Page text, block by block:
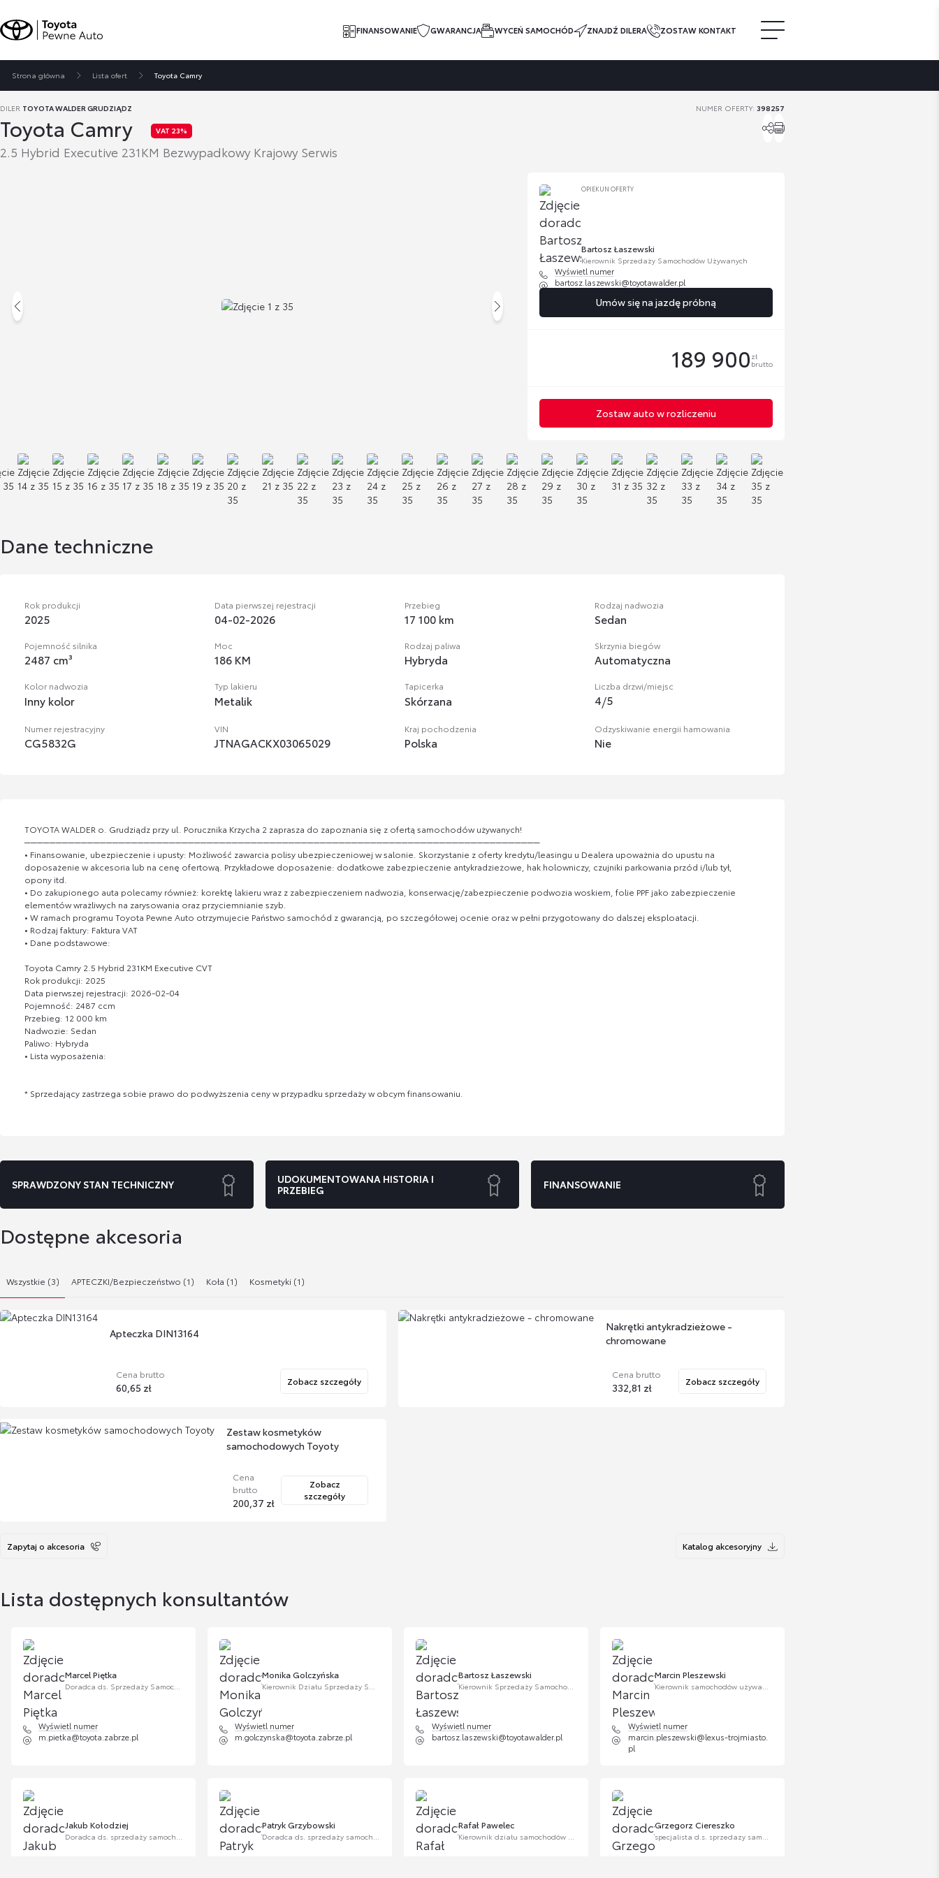
FINANSOWANIE GWARANCJA WYCEŃ SAMOCHÓD ZNAJDŹ DILERA ZOSTAW KONTAKT
Strona główna Lista ofert Toyota Camry
Toyota Camry
2.5 Hybrid Executive 231KM Bezwypadkowy Krajowy Serwis
VAT 23%
DILER TOYOTA WALDER GRUDZIĄDZ NUMER OFERTY:398257
OPIEKUN OFERTY
Bartosz Łaszewski
Kierownik Sprzedaży Samochodów Używanych
Wyświetl numer
bartosz.laszewski@toyotawalder.pl
Umów się na jazdę próbną
189 900 zł
brutto
Zostaw auto w rozliczeniu
Dane techniczne
Rok produkcji
2025
Data pierwszej rejestracji
04-02-2026
Przebieg
17 100 km
Rodzaj nadwozia
Sedan
Pojemność silnika
2487 cm³
Moc
186 KM
Rodzaj paliwa
Hybryda
Skrzynia biegów
Automatyczna
Kolor nadwozia
Inny kolor
Typ lakieru
Metalik
Tapicerka
Skórzana
Liczba drzwi/miejsc
4/5
Numer rejestracyjny
CG5832G
VIN
JTNAGACKX03065029
Kraj pochodzenia
Polska
Odzyskiwanie energii hamowania
Nie
TOYOTA WALDER o. Grudziądz przy ul. Porucznika Krzycha 2 zaprasza do zapoznania się z ofertą samochodów używanych!
──────────────────────────────────────────────────────────────────────────────────
• Finansowanie, ubezpieczenie i upusty: Możliwość zawarcia polisy ubezpieczeniowej w salonie. Skorzystanie z oferty kredytu/leasingu u Dealera upoważnia do upustu na
doposażenie w akcesoria lub na cenę ofertową. Przykładowe doposażenie: dodatkowe zabezpieczenie antykradzieżowe, hak holowniczy, czujniki parkowania przód i/lub tył,
opony itd.
• Do zakupionego auta polecamy również: korektę lakieru wraz z zabezpieczeniem nadwozia, konserwację/zabezpieczenie podwozia woskiem, folie PPF jako zabezpieczenie
elementów wrażliwych na zarysowania oraz przyciemnianie szyb.
• W ramach programu Toyota Pewne Auto otrzymujecie Państwo samochód z gwarancją, po szczegółowej ocenie oraz w pełni przygotowany do dalszej eksploatacji.
• Rodzaj faktury: Faktura VAT
• Dane podstawowe:
Toyota Camry 2.5 Hybrid 231KM Executive CVT
Rok produkcji: 2025
Data pierwszej rejestracji: 2026-02-04
Pojemność: 2487 ccm
Przebieg: 12 000 km
Nadwozie: Sedan
Paliwo: Hybryda
• Lista wyposażenia:
* Sprzedający zastrzega sobie prawo do podwyższenia ceny w przypadku sprzedaży w obcym finansowaniu.
SPRAWDZONY STAN TECHNICZNY
UDOKUMENTOWANA HISTORIA I
PRZEBIEG
FINANSOWANIE
Dostępne akcesoria
Wszystkie (3) APTECZKI/Bezpieczeństwo (1) Koła (1) Kosmetyki (1)
Apteczka DIN13164
Cena brutto
60,65 zł
Zobacz szczegóły
Nakrętki antykradzieżowe -
chromowane
Cena brutto
332,81 zł
Zobacz szczegóły
Zestaw kosmetyków
samochodowych Toyoty
Cena
brutto
200,37 zł
Zobacz
szczegóły
Zapytaj o akcesoria Katalog akcesoryjny
Lista dostępnych konsultantów
Marcel Piętka
Wyświetl numer
m.pietka@toyota.zabrze.pl
Monika Golczyńska
Wyświetl numer
m.golczynska@toyota.zabrze.pl
Bartosz Łaszewski
Kierownik Sprzedaży Samochodów Używanych
Wyświetl numer
bartosz.laszewski@toyotawalder.pl
Marcin Pleszewski
Wyświetl numer
marcin.pleszewski@lexus-trojmiasto.
pl
Jakub Kołodziej
Doradca ds. sprzedaży samochodów używanych
Patryk Grzybowski
Doradca ds. sprzedaży samochodów używanych
Rafał Pawelec
Kierownik działu samochodów używanych
Grzegorz Ciereszko
specjalista d.s. sprzedazy samochodów używanych